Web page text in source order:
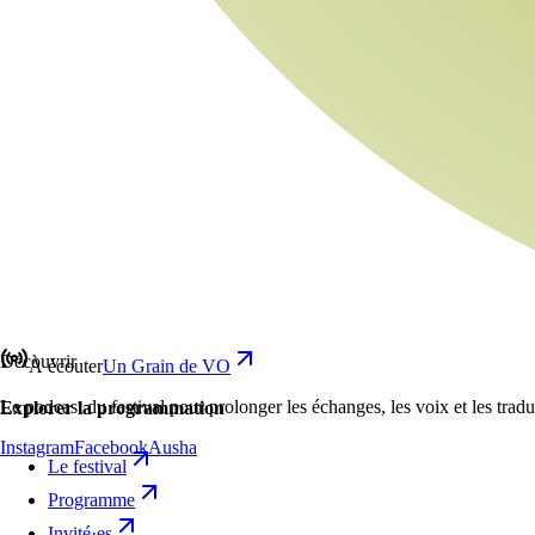
À écouterUn Grain de VO
Le podcast du festival pour prolonger les échanges, les voix et les
InstagramFacebookAusha
Découvrir
Explorer la programmation
Le festival
Programme